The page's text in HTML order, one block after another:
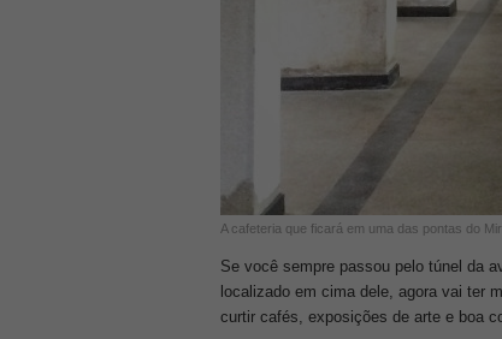
A cafeteria que ficará em uma das pontas do
Se você sempre passou pelo túnel da
localizado em cima dele, agora vai ter
curtir cafés, exposições de arte e boa